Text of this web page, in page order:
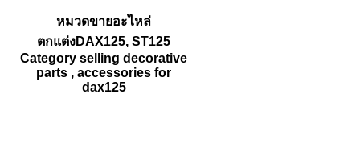
หมวดขายอะไหล่
ตกแต่งDAX125, ST125
Category selling decorative
parts , accessories for
dax125